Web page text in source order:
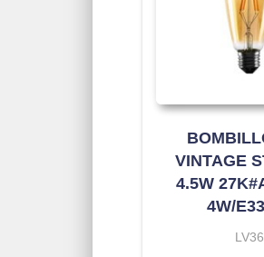
VINTAGE
4.5W
4W/
LV36